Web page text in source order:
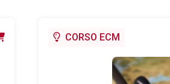
CORSO ECM